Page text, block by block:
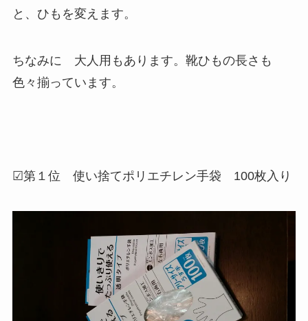
と、ひもを変えます。
ちなみに 大人用もあります。靴ひもの長さも
色々揃っています。
☑第１位 使い捨てポリエチレン手袋 100枚入り